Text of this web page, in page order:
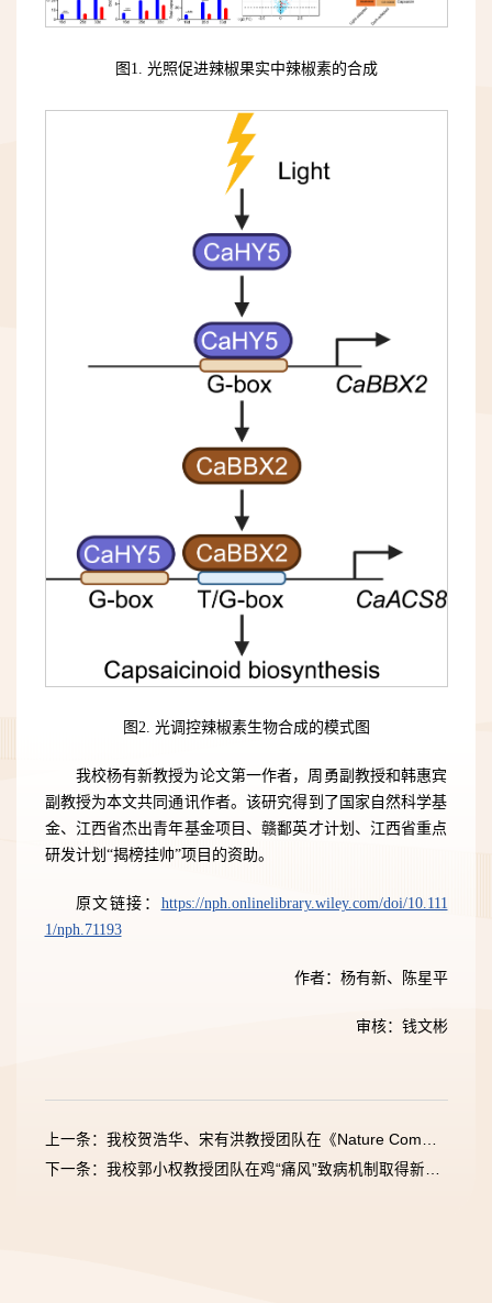
图1. 光照促进辣椒果实中辣椒素的合成
图2. 光调控辣椒素生物合成的模式图
我校杨有新教授为论文第一作者，周勇副教授和韩惠宾
副教授为本文共同通讯作者。该研究得到了国家自然科学基
金、江西省杰出青年基金项目、赣鄱英才计划、江西省重点
研发计划“揭榜挂帅”项目的资助。
原文链接： https://nph.onlinelibrary.wiley.com/doi/10.111
1/nph.71193
作者：杨有新、陈星平
审核：钱文彬